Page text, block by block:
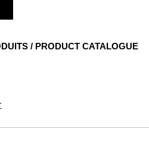
/ PRODUCT CATALOGUE